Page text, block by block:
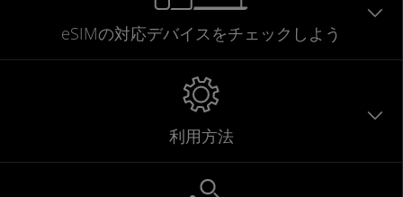
eSIMの対応デバイスをチェックしよう
利用方法